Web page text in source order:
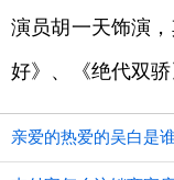
演员胡一天饰演
好》、《绝代双骄
亲爱的热爱的吴白是